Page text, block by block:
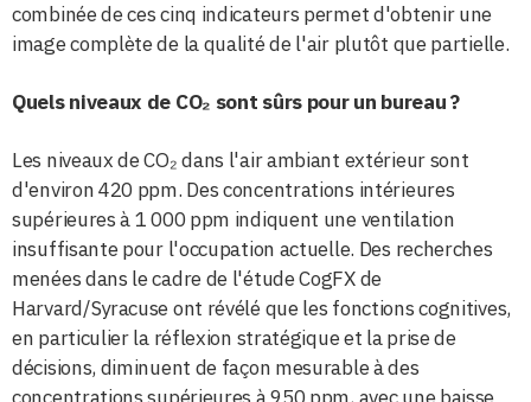
combinée de ces cinq indicateurs permet d'obtenir une
image complète de la qualité de l'air plutôt que partielle.
Quels niveaux de CO₂ sont sûrs pour un bureau ?
Les niveaux de CO₂ dans l'air ambiant extérieur sont
d'environ 420 ppm. Des concentrations intérieures
supérieures à 1 000 ppm indiquent une ventilation
insuffisante pour l'occupation actuelle. Des recherches
menées dans le cadre de l'étude CogFX de
Harvard/Syracuse ont révélé que les fonctions cognitives,
en particulier la réflexion stratégique et la prise de
décisions, diminuent de façon mesurable à des